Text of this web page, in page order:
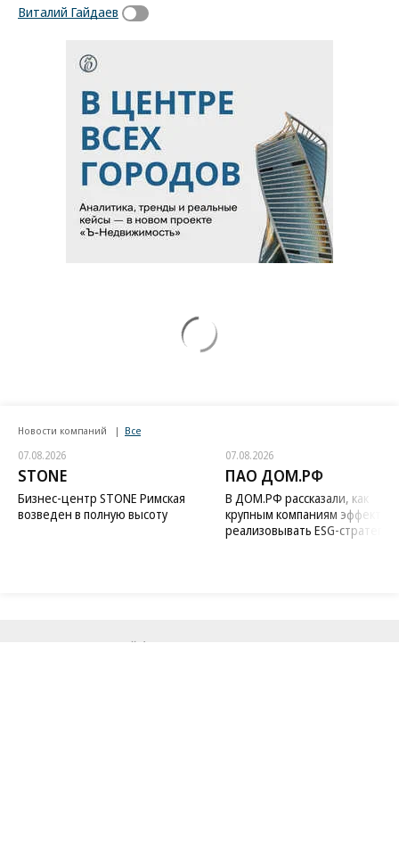
Виталий Гайдаев
Новости компаний Все
07.08.2026
STONE
Бизнес-центр STONE Римская
возведен в полную высоту
07.08.2026
ПАО ДОМ.РФ
В ДОМ.РФ рассказали, как
крупным компаниям
реализовывать ESG-стратегию
Благотворительный фонд